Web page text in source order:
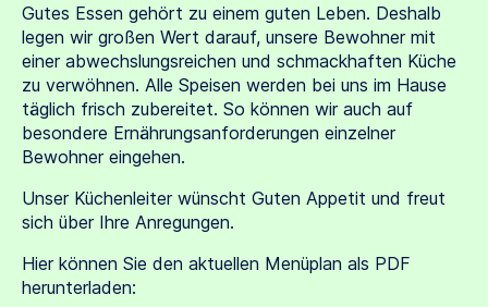
Gutes Essen gehört zu einem guten Leben. Deshalb
legen wir großen Wert darauf, unsere Bewohner mit
einer abwechslungsreichen und schmackhaften Küche
zu verwöhnen. Alle Speisen werden bei uns im Hause
täglich frisch zubereitet. So können wir auch auf
besondere Ernährungsanforderungen einzelner
Bewohner eingehen.
Unser Küchenleiter wünscht Guten Appetit und freut
sich über Ihre Anregungen.
Hier können Sie den aktuellen Menüplan als PDF
herunterladen: